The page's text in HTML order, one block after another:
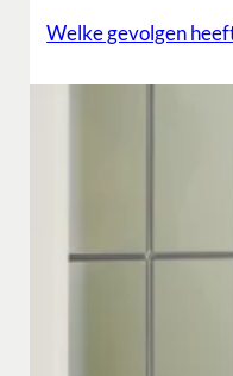
Welke gevolgen